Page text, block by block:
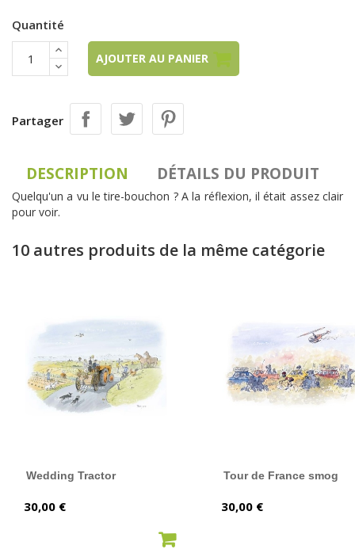
Quantité
AJOUTER AU PANIER
Partager
DESCRIPTION DÉTAILS DU PRODUIT
Quelqu'un a vu le tire-bouchon ? A la réflexion, il était assez clair
pour voir.
10 autres produits de la même catégorie
Wedding Tractor
Prix
30,00 €
Tour de France smog
Prix
30,00 €